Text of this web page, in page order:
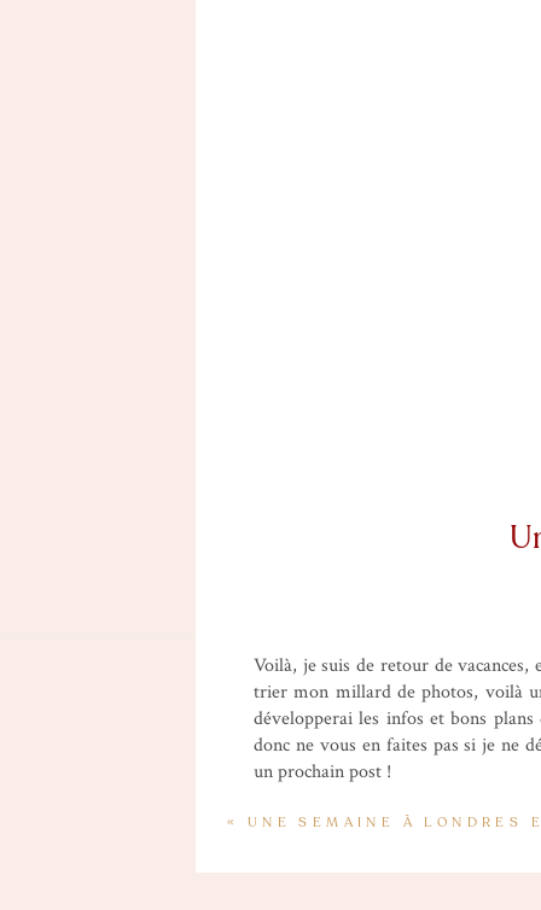
Voilà, je suis de retour de
trier mon millard de photos, voilà
développerai les infos et bons
donc ne vous en faites pas si je ne
un prochain post !
Lundi matin dernier, départ de
« UNE SEMAINE À LONDRES